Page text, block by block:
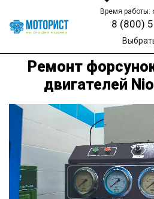
Время работы:
8 (800)
Ремонт
двигателей